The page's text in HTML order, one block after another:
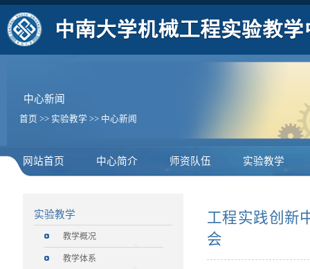
中心新闻
首页 >> 实验教学 >> 中心新闻
网站首页 中心简介 师资队伍 实验教学
实验教学
教学概况
教学体系
工程实践创新
会